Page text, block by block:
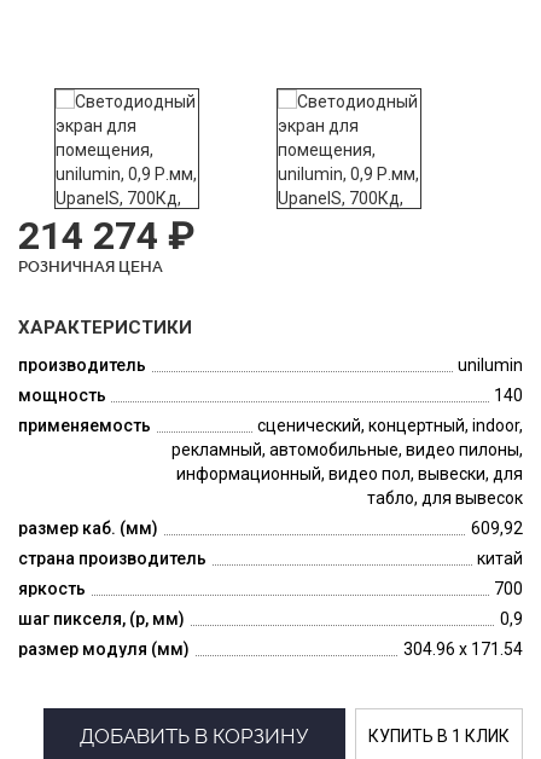
214 274 ₽
РОЗНИЧНАЯ ЦЕНА
ХАРАКТЕРИСТИКИ
производитель
unilumin
мощность
140
применяемость
сценический, концертный, indoor,
рекламный, автомобильные, видео пилоны,
информационный, видео пол, вывески, для
табло, для вывесок
размер каб. (мм)
609,92
страна производитель
китай
яркость
700
шаг пикселя, (p, мм)
0,9
размер модуля (мм)
304.96 x 171.54
ДОБАВИТЬ В КОРЗИНУ КУПИТЬ В 1 КЛИК